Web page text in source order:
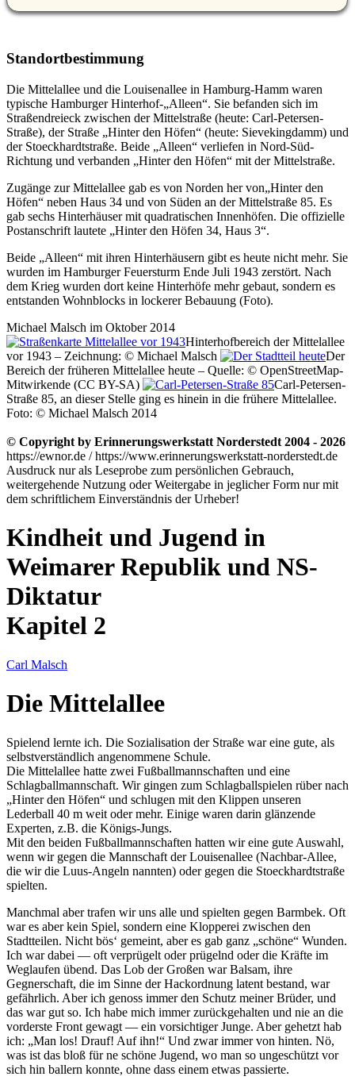
Standortbestimmung
Die Mittelallee und die Louisenallee in Hamburg-Hamm waren
typische Hamburger Hinterhof- Alleen . Sie befanden sich im
Straßendreieck zwischen der Mittelstraße (heute: Carl-Petersen-
Straße), der Straße
Hinter den Höfen
(heute: Sievekingdamm) und
der Stoeckhardtstraße. Beide
Alleen
verliefen in Nord-Süd-
Richtung und verbanden
Hinter den Höfen
mit der Mittelstraße.
Zugänge zur Mittelallee gab es von Norden her von Hinter den
Höfen
neben Haus 34 und von Süden an der Mittelstraße 85. Es
gab sechs Hinterhäuser mit quadratischen Innenhöfen. Die offizielle
Postanschrift lautete
Hinter den Höfen 34, Haus 3 .
Beide
Alleen
mit ihren Hinterhäusern gibt es heute nicht mehr. Sie
wurden im Hamburger Feuersturm Ende Juli 1943 zerstört. Nach
dem Krieg wurden dort keine Hinterhöfe mehr gebaut, sondern es
entstanden Wohnblocks in lockerer Bebauung (Foto).
Michael Malsch im Oktober 2014
Hinterhofbereich der Mittelallee
vor 1943 – Zeichnung: © Michael Malsch
Der
Bereich der früheren Mittelallee heute – Quelle: © OpenStreetMap-
Mitwirkende (CC BY-SA)
Carl-Petersen-
Straße 85, an dieser Stelle ging es hinein in die frühere Mittelallee.
Foto: © Michael Malsch 2014
© Copyright by Erinnerungswerkstatt Norderstedt 2004 - 2026
https://ewnor.de / https://www.erinnerungswerkstatt-norderstedt.de
Ausdruck nur als Leseprobe zum persönlichen Gebrauch,
weitergehende Nutzung oder Weitergabe in jeglicher Form nur mit
dem schriftlichem Einverständnis der Urheber!
Kindheit und Jugend in
Weimarer Republik und NS-
Diktatur
Kapitel 2
Carl Malsch
Die Mittelallee
Spielend lernte ich. Die Sozialisation der Straße war eine gute, als
selbstverständlich angenommene Schule.
Die Mittelallee hatte zwei Fußballmannschaften und eine
Schlagballmannschaft. Wir gingen zum Schlagballspielen rüber nach
Hinter den Höfen
und schlugen mit den Klippen unseren
Lederball 40 m weit oder mehr. Einige waren darin glänzende
Experten, z.B. die Königs-Jungs.
Mit den beiden Fußballmannschaften hatten wir eine gute Auswahl,
wenn wir gegen die Mannschaft der Louisenallee (Nachbar-Allee,
die wir die Luus-Angeln nannten) oder gegen die Stoeckhardtstraße
spielten.
Manchmal aber trafen wir uns alle und spielten gegen Barmbek. Oft
war es aber kein Spiel, sondern eine Klopperei zwischen den
Stadtteilen. Nicht bös‘ gemeint, aber es gab ganz
schöne
Wunden.
Ich war dabei — oft verprügelt oder prügelnd oder die Kräfte im
Weglaufen übend. Das Lob der Großen war Balsam, ihre
Gegnerschaft, die im Sinne der Hackordnung latent bestand, war
gefährlich. Aber ich genoss immer den Schutz meiner Brüder, und
das war gut so. Ich habe mich immer zurückgehalten und nie an die
vorderste Front gewagt — ein vorsichtiger Junge. Aber gehetzt hab
ich:
Man los! Drauf! Auf ihn!
Und zwar immer von hinten. Nö,
was ist das bloß für ne schöne Jugend, wo man so ungeschützt vor
sich hin ballern konnte, ohne dass einem etwas passierte.